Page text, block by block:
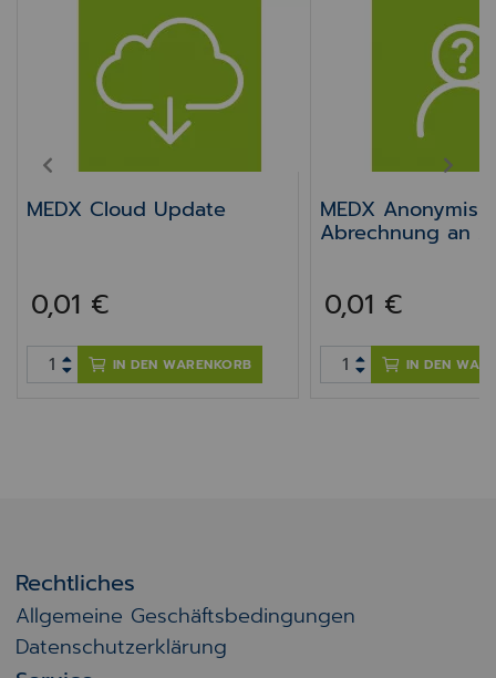
MEDX Cloud Update
0,01 €
IN DEN WARENKORB
MEDX
Abrechnung an
0,01 €
IN DEN
NEXT
Rechtliches
Allgemeine Geschäftsbedingungen
Datenschutzerklärung